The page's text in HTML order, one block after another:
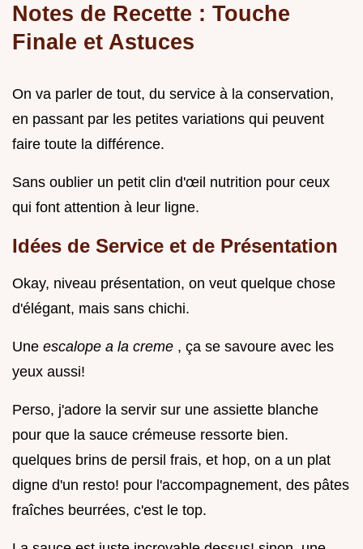
Notes de Recette : Touche
Finale et Astuces
On va parler de tout, du service à la conservation,
en passant par les petites variations qui peuvent
faire toute la différence.
Sans oublier un petit clin d'œil nutrition pour ceux
qui font attention à leur ligne.
Idées de Service et de Présentation
Okay, niveau présentation, on veut quelque chose
d'élégant, mais sans chichi.
Une escalope a la creme , ça se savoure avec les
yeux aussi!
Perso, j'adore la servir sur une assiette blanche
pour que la sauce crémeuse ressorte bien.
quelques brins de persil frais, et hop, on a un plat
digne d'un resto! pour l'accompagnement, des pâtes
fraîches beurrées, c'est le top.